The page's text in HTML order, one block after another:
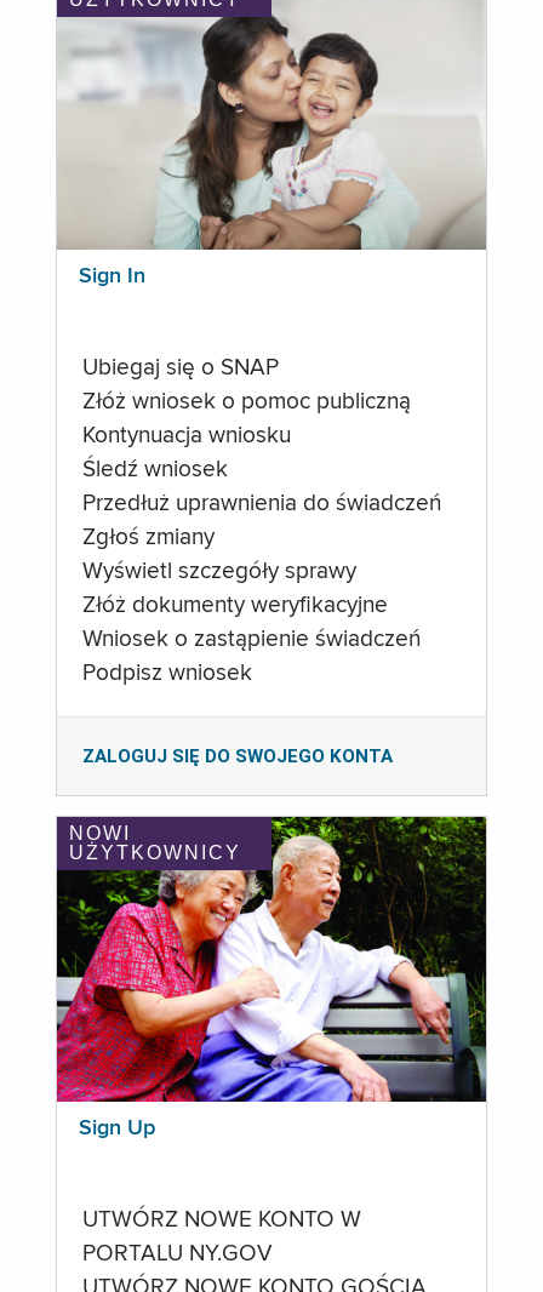
Sign In
Ubiegaj się o SNAP
Złóż wniosek o pomoc publiczną
Kontynuacja wniosku
Śledź wniosek
Przedłuż uprawnienia do świadczeń
Zgłoś zmiany
Wyświetl szczegóły sprawy
Złóż dokumenty weryfikacyjne
Wniosek o zastąpienie świadczeń
Podpisz wniosek
ZALOGUJ SIĘ DO SWOJEGO KONTA
NOWI
UŻYTKOWNICY
Sign Up
UTWÓRZ NOWE KONTO W
PORTALU NY.GOV